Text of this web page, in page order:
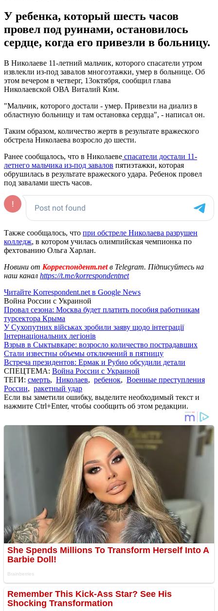
У ребенка, который шесть часов
провел под руинами, остановилось
сердце, когда его привезли в больницу.
В Николаеве 11-летний мальчик, которого спасатели утром
извлекли из-под завалов многоэтажки, умер в больнице. Об
этом вечером в четверг, 13октября, сообщил глава
Николаевской ОВА Виталий Ким.
"Мальчик, которого достали - умер. Привезли на диализ в
областную больницу и там остановка сердца", - написал он.
Таким образом, количество жертв в результате вражеского
обстрела Николаева возросло до шести.
Ранее сообщалось, что в Николаеве спасатели достали 11-
летнего мальчика из-под завалов пятиэтажки, которая
обрушилась в результате вражеского удара. Ребенок провел
под завалами шесть часов.
Также сообщалось, что при обстреле Николаева разрушен
колледж, в котором училась олимпийская чемпионка по
фехтованию Ольга Харлан.
Новини от Корреспондент.netв Telegram. Підписуйтесь на
наш канал https://t.me/korrespondentnet
Читайте Korrespondent.net в Google News
Война России с Украиной
Провал сезона: Москва будет платить пособия работникам
турсектора Крыма
У Сухопутних військах зробили заяву щодо інтеграції
Інтернаціональних легіонів
Взрыв в Сыктывкаре: возросло количество пострадавших
Стали известны объемы отключений в пятницу
Встреча президентов: Ермак и Рубио обсудили детали
СПЕЦТЕМА: Война России с Украиной
ТЕГИ: смерть, Николаев, ребенок, Военные преступления
России, ракетный удар
Если вы заметили ошибку, выделите необходимый текст и
нажмите Ctrl+Enter, чтобы сообщить об этом редакции.